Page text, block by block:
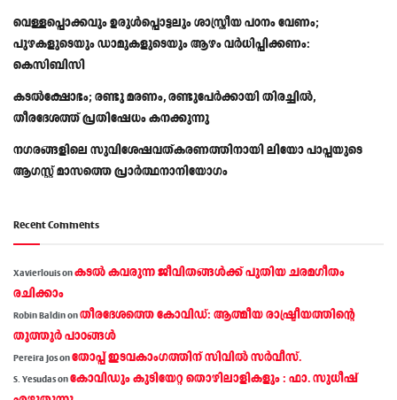
വെള്ളപ്പൊക്കവും ഉരുള്‍പ്പൊട്ടലും ശാസ്ത്രീയ പഠനം വേണം;
പുഴകളുടെയും ഡാമുകളുടെയും ആഴം വര്‍ധിപ്പിക്കണം:
കെസിബിസി
കടൽക്ഷോഭം; രണ്ടു മരണം, രണ്ടുപേർക്കായി തിരച്ചിൽ,
തീരദേശത്ത് പ്രതിഷേധം കനക്കുന്നു
നഗരങ്ങളിലെ സുവിശേഷവത്കരണത്തിനായി ലിയോ പാപ്പയുടെ
ആഗസ്റ്റ് മാസത്തെ പ്രാര്‍ത്ഥനാനിയോഗം
Recent Comments
Xavierlouisonകടല്‍ കവരുന്ന ജീവിതങ്ങള്‍ക്ക് പുതിയ ചരമഗീതം
രചിക്കാം
Robin Baldinonതീരദേശത്തെ കോവിഡ്: ആത്മീയ രാഷ്ട്രീയത്തിന്റെ
തൂത്തൂര്‍ പാഠങ്ങൾ
Pereira Josonതോപ്പ് ഇടവകാംഗത്തിന് സിവിൽ സർവീസ്.
S. Yesudasonകോവിഡും കുടിയേറ്റ തൊഴിലാളികളും : ഫാ. സുധീഷ്